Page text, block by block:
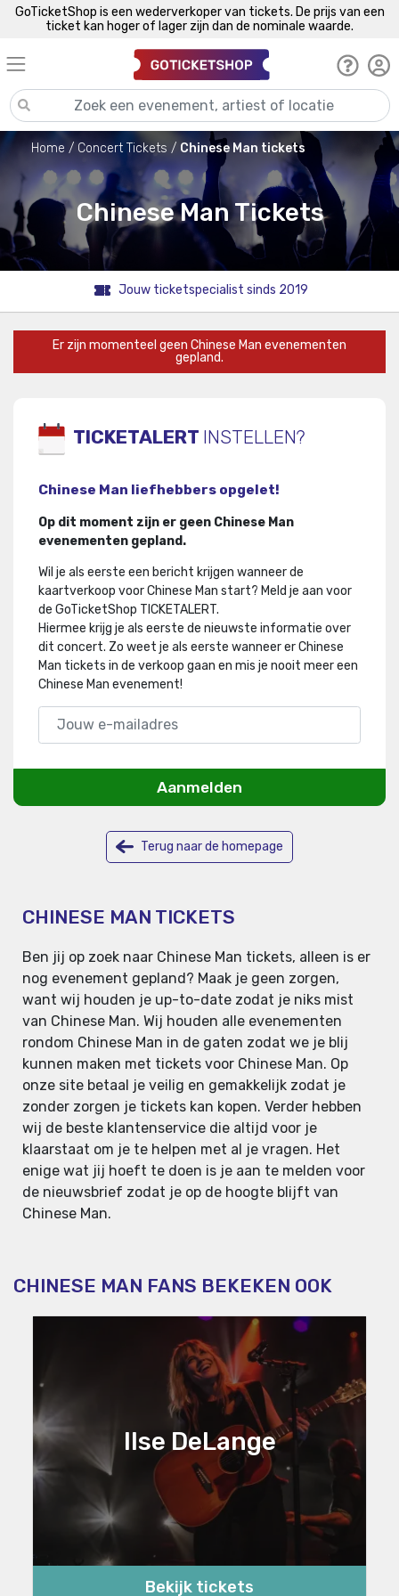
GoTicketShop is een wederverkoper van tickets. De prijs van een
ticket kan hoger of lager zijn dan de nominale waarde.
Home Concert Tickets Chinese Man tickets
Chinese Man Tickets
Jouw ticketspecialist sinds 2019
Er zijn momenteel geen Chinese Man evenementen
gepland.
TICKETALERT INSTELLEN?
Chinese Man liefhebbers opgelet!
Op dit moment zijn er geen Chinese Man
evenementen gepland.
Wil je als eerste een bericht krijgen wanneer de
kaartverkoop voor Chinese Man start? Meld je aan voor
de GoTicketShop TICKETALERT.
Hiermee krijg je als eerste de nieuwste informatie over
dit concert. Zo weet je als eerste wanneer er Chinese
Man tickets in de verkoop gaan en mis je nooit meer een
Chinese Man evenement!
Aanmelden
Terug naar de homepage
CHINESE MAN TICKETS
Ben jij op zoek naar Chinese Man tickets, alleen is er
nog evenement gepland? Maak je geen zorgen,
want wij houden je up-to-date zodat je niks mist
van Chinese Man. Wij houden alle evenementen
rondom Chinese Man in de gaten zodat we je blij
kunnen maken met tickets voor Chinese Man. Op
onze site betaal je veilig en gemakkelijk zodat je
zonder zorgen je tickets kan kopen. Verder hebben
wij de beste klantenservice die altijd voor je
klaarstaat om je te helpen met al je vragen. Het
enige wat jij hoeft te doen is je aan te melden voor
de nieuwsbrief zodat je op de hoogte blijft van
Chinese Man.
CHINESE MAN FANS BEKEKEN OOK
Ilse DeLange
Bekijk tickets